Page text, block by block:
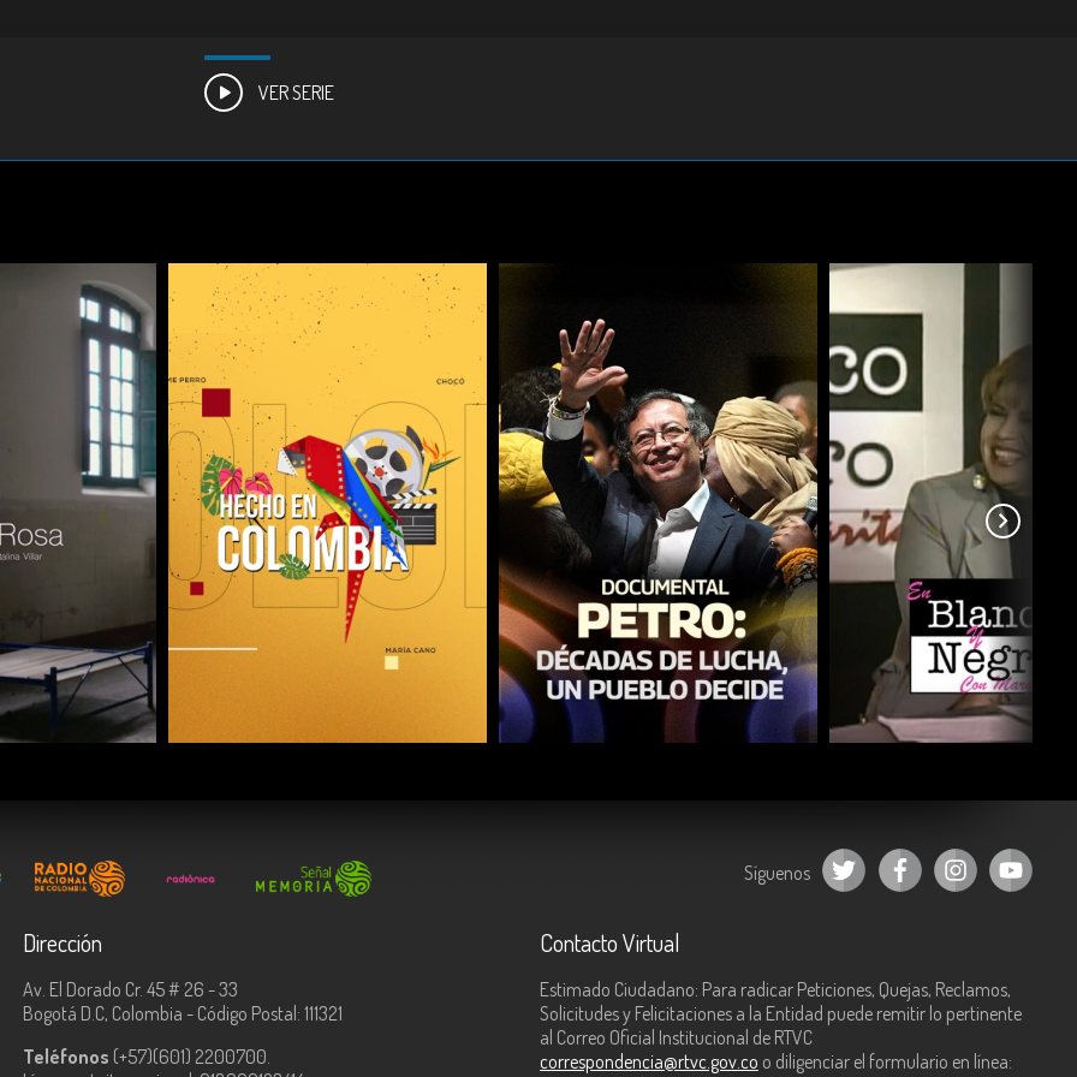
VER SERIE
COMPARTIR COMPARTIR
Síguenos
Dirección
Av. El Dorado Cr. 45 # 26 - 33
Bogotá D.C, Colombia - Código Postal: 111321
Teléfonos (+57)(601) 2200700.
Contacto Virtual
Estimado Ciudadano: Para radicar Peticiones, Quejas, Reclamos,
Solicitudes y Felicitaciones a la Entidad puede remitir lo pertinente
al Correo Oficial Institucional de RTVC
correspondencia@rtvc.gov.co o diligenciar el formulario en línea: